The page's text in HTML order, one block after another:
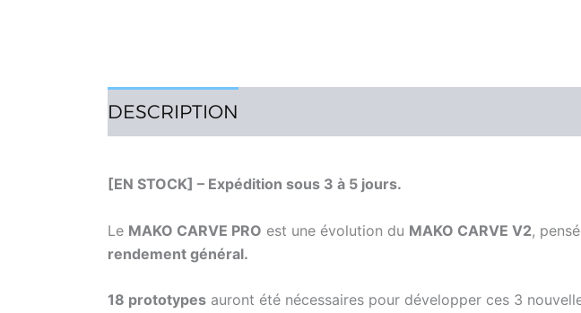
DESCRIPTION
[EN STOCK] – Expédition sous 3 à 5 jours.
Le MAKO CARVE PRO est une évolution du MAKO CARVE V2,
rendement général.
18 prototypes auront été nécessaires pour développer ces 3